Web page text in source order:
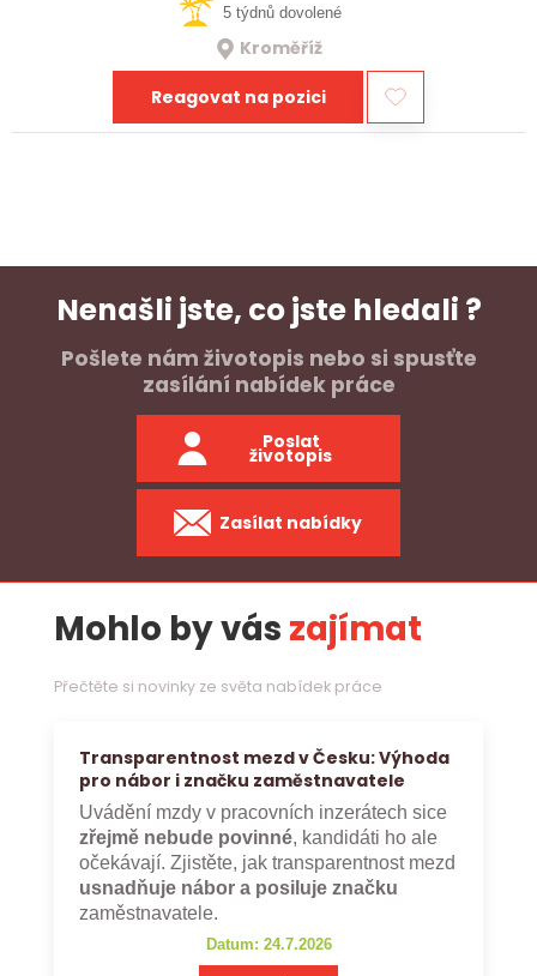
5 týdnů dovolené
Kroměříž
Reagovat na pozici
Nenašli jste, co jste hledali ?
Pošlete nám životopis nebo si spusťte
zasílání nabídek práce
Poslat
životopis
Zasílat nabídky
Mohlo by vás zajímat
Přečtěte si novinky ze světa nabídek práce
Transparentnost mezd v Česku: Výhoda
pro nábor i značku zaměstnavatele
Uvádění mzdy v pracovních inzerátech sice
zřejmě nebude povinné, kandidáti ho ale
očekávají. Zjistěte, jak transparentnost mezd
usnadňuje nábor a posiluje značku
zaměstnavatele.
Datum: 24.7.2026